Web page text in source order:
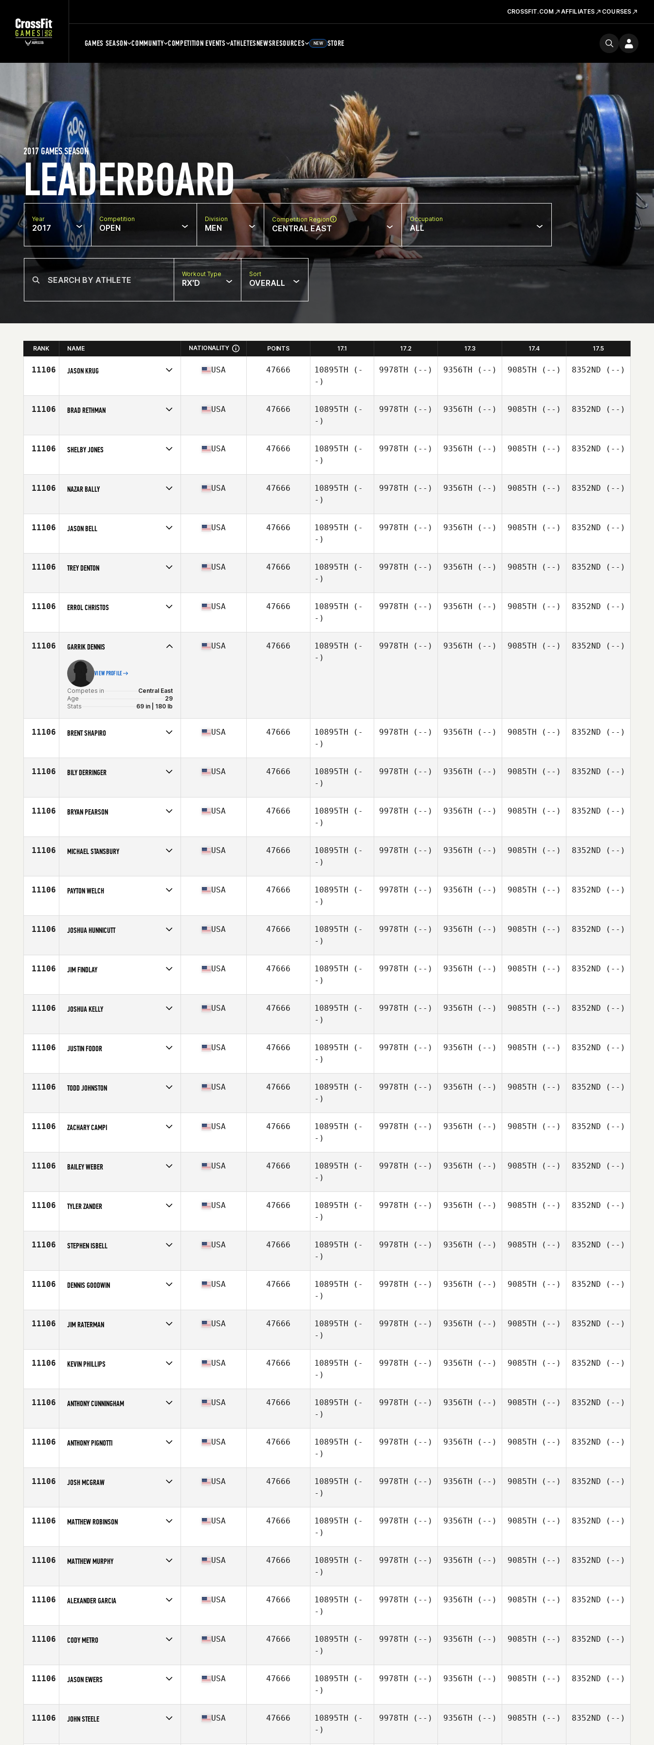
CROSSFIT.COM AFFILIATES COURSES
GAMES SEASON COMMUNITY COMPETITION EVENTS ATHLETESNEWSRESOURCES NEW STORE
LEADERBOARD
2017 GAMES SEASON
Year
2017
Competition
OPEN
Division
MEN
Competition Region
CENTRAL EAST
Occupation
ALL
Workout Type
RX'D
Sort
OVERALL
RANK NAME NATIONALITY POINTS 17.1 17.2 17.3 17.4 17.5
11106 JASON KRUG
Age
31
USA 47666 10895TH (-
-)
9978TH (--) 9356TH (--) 9085TH (--) 8352ND (--)
11106 BRAD RETHMAN
Age
35
USA 47666 10895TH (-
-)
9978TH (--) 9356TH (--) 9085TH (--) 8352ND (--)
11106 SHELBY JONES
Age
40
USA 47666 10895TH (-
-)
9978TH (--) 9356TH (--) 9085TH (--) 8352ND (--)
11106 NAZAR BALLY
Age
47
USA 47666 10895TH (-
-)
9978TH (--) 9356TH (--) 9085TH (--) 8352ND (--)
11106 JASON BELL
Age
34
USA 47666 10895TH (-
-)
9978TH (--) 9356TH (--) 9085TH (--) 8352ND (--)
11106 TREY DENTON
Age
34
USA 47666 10895TH (-
-)
9978TH (--) 9356TH (--) 9085TH (--) 8352ND (--)
11106 ERROL CHRISTOS
Age
37
USA 47666 10895TH (-
-)
9978TH (--) 9356TH (--) 9085TH (--) 8352ND (--)
11106 GARRIK DENNIS
VIEW PROFILE
Competes in
Central East
Age
29
Stats
69 in | 180 lb
USA 47666 10895TH (-
-)
9978TH (--) 9356TH (--) 9085TH (--) 8352ND (--)
11106 BRENT SHAPIRO
Age
32
USA 47666 10895TH (-
-)
9978TH (--) 9356TH (--) 9085TH (--) 8352ND (--)
11106 BILY DERRINGER
Age
25
USA 47666 10895TH (-
-)
9978TH (--) 9356TH (--) 9085TH (--) 8352ND (--)
11106 BRYAN PEARSON
Age
35
USA 47666 10895TH (-
-)
9978TH (--) 9356TH (--) 9085TH (--) 8352ND (--)
11106 MICHAEL STANSBURY
Age
42
USA 47666 10895TH (-
-)
9978TH (--) 9356TH (--) 9085TH (--) 8352ND (--)
11106 PAYTON WELCH
Age
23
USA 47666 10895TH (-
-)
9978TH (--) 9356TH (--) 9085TH (--) 8352ND (--)
11106 JOSHUA HUNNICUTT
Age
35
USA 47666 10895TH (-
-)
9978TH (--) 9356TH (--) 9085TH (--) 8352ND (--)
11106 JIM FINDLAY
Age
51
USA 47666 10895TH (-
-)
9978TH (--) 9356TH (--) 9085TH (--) 8352ND (--)
11106 JOSHUA KELLY
Age
32
USA 47666 10895TH (-
-)
9978TH (--) 9356TH (--) 9085TH (--) 8352ND (--)
11106 JUSTIN FODOR
Age
27
USA 47666 10895TH (-
-)
9978TH (--) 9356TH (--) 9085TH (--) 8352ND (--)
11106 TODD JOHNSTON
Age
45
USA 47666 10895TH (-
-)
9978TH (--) 9356TH (--) 9085TH (--) 8352ND (--)
11106 ZACHARY CAMPI
Age
24
USA 47666 10895TH (-
-)
9978TH (--) 9356TH (--) 9085TH (--) 8352ND (--)
11106 BAILEY WEBER
Age
20
USA 47666 10895TH (-
-)
9978TH (--) 9356TH (--) 9085TH (--) 8352ND (--)
11106 TYLER ZANDER
Age
24
USA 47666 10895TH (-
-)
9978TH (--) 9356TH (--) 9085TH (--) 8352ND (--)
11106 STEPHEN ISBELL
Age
29
USA 47666 10895TH (-
-)
9978TH (--) 9356TH (--) 9085TH (--) 8352ND (--)
11106 DENNIS GOODWIN
Age
47
USA 47666 10895TH (-
-)
9978TH (--) 9356TH (--) 9085TH (--) 8352ND (--)
11106 JIM RATERMAN
Age
52
USA 47666 10895TH (-
-)
9978TH (--) 9356TH (--) 9085TH (--) 8352ND (--)
11106 KEVIN PHILLIPS
Age
52
USA 47666 10895TH (-
-)
9978TH (--) 9356TH (--) 9085TH (--) 8352ND (--)
11106 ANTHONY CUNNINGHAM
Age
32
USA 47666 10895TH (-
-)
9978TH (--) 9356TH (--) 9085TH (--) 8352ND (--)
11106 ANTHONY PIGNOTTI
Age
35
USA 47666 10895TH (-
-)
9978TH (--) 9356TH (--) 9085TH (--) 8352ND (--)
11106 JOSH MCGRAW
Age
31
USA 47666 10895TH (-
-)
9978TH (--) 9356TH (--) 9085TH (--) 8352ND (--)
11106 MATTHEW ROBINSON
Age
26
USA 47666 10895TH (-
-)
9978TH (--) 9356TH (--) 9085TH (--) 8352ND (--)
11106 MATTHEW MURPHY
Age
45
USA 47666 10895TH (-
-)
9978TH (--) 9356TH (--) 9085TH (--) 8352ND (--)
11106 ALEXANDER GARCIA
Age
30
USA 47666 10895TH (-
-)
9978TH (--) 9356TH (--) 9085TH (--) 8352ND (--)
11106 CODY METRO
Age
27
USA 47666 10895TH (-
-)
9978TH (--) 9356TH (--) 9085TH (--) 8352ND (--)
11106 JASON EWERS
Age
44
USA 47666 10895TH (-
-)
9978TH (--) 9356TH (--) 9085TH (--) 8352ND (--)
11106 JOHN STEELE
Age
44
USA 47666 10895TH (-
-)
9978TH (--) 9356TH (--) 9085TH (--) 8352ND (--)